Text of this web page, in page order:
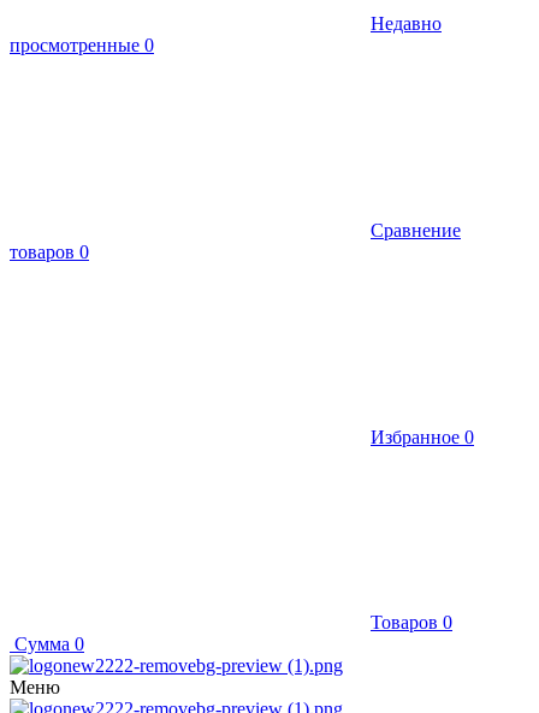
Недавно
просмотренные 0
Сравнение
товаров 0
Избранное 0
Товаров 0
Сумма 0
Меню